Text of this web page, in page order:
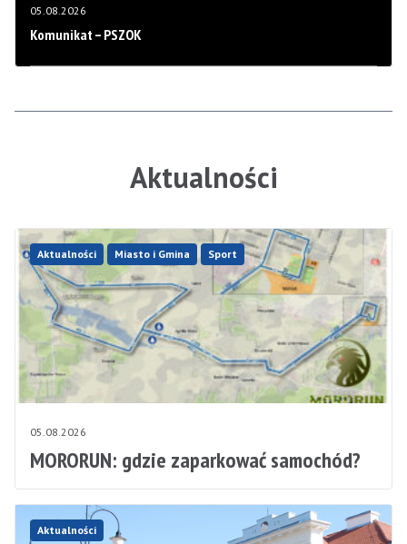
05.08.2026
Komunikat – PSZOK
Aktualności
Aktualności Miasto i Gmina Sport
05.08.2026
MORORUN: gdzie zaparkować samochód?
Aktualności